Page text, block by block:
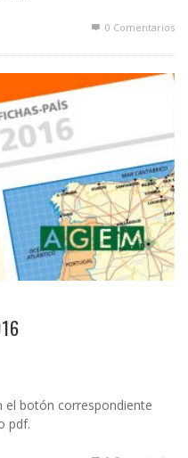
0 Comentarios
el botón correspondiente
pdf.